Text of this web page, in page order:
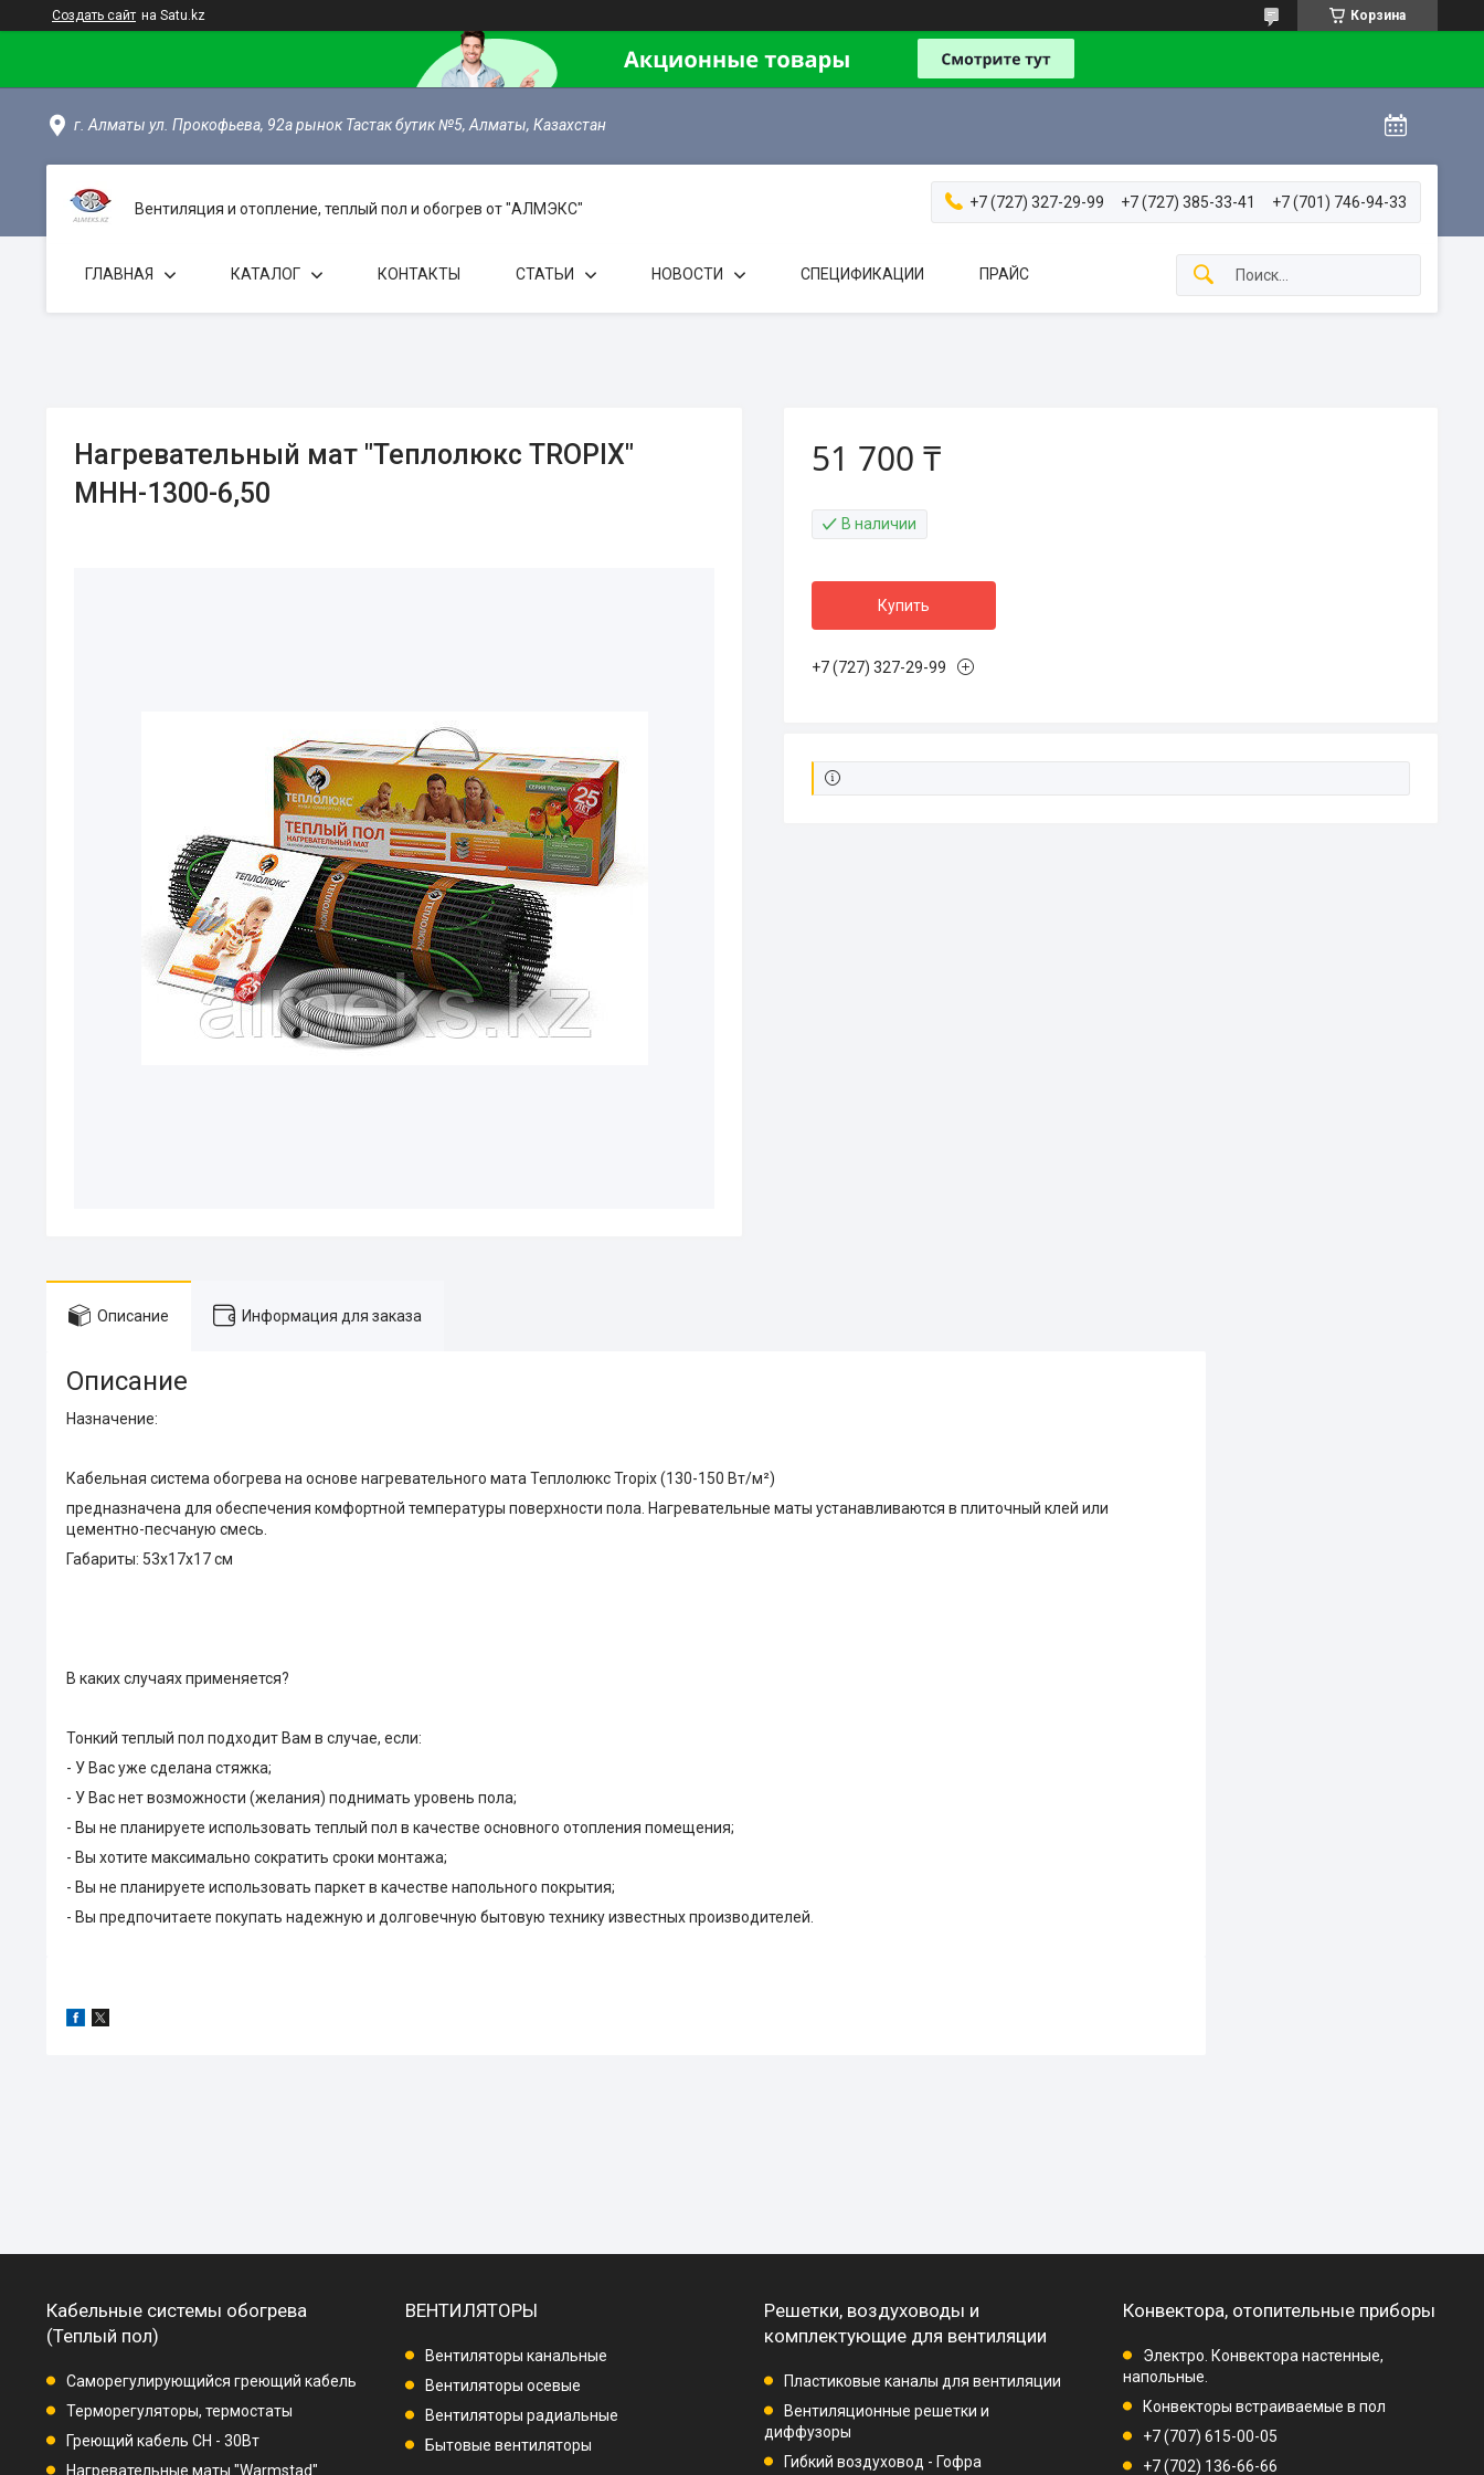
Создать сайт на Satu.kz Корзина
г. Алматы ул. Прокофьева, 92а рынок Тастак бутик №5, Алматы, Казахстан
Вентиляция и отопление, теплый пол и обогрев от "АЛМЭКС" +7 (727) 327-29-99 +7 (727) 385-33-41 +7 (701) 746-94-33
ГЛАВНАЯ КАТАЛОГ КОНТАКТЫ СТАТЬИ НОВОСТИ СПЕЦИФИКАЦИИ ПРАЙС
Нагревательный мат "Теплолюкс TROPIX"
МНН-1300-6,50
51 700 ₸
В наличии
Купить
+7 (727) 327-29-99
Описание Информация для заказа
Описание
Назначение:
Кабельная система обогрева на основе нагревательного мата Теплолюкс Tropix (130-150 Вт/м²)
предназначена для обеспечения комфортной температуры поверхности пола. Нагревательные маты устанавливаются в плиточный клей или
цементно-песчаную смесь.
Габариты: 53x17x17 см
В каких случаях применяется?
Тонкий теплый пол подходит Вам в случае, если:
- У Вас уже сделана стяжка;
- У Вас нет возможности (желания) поднимать уровень пола;
- Вы не планируете использовать теплый пол в качестве основного отопления помещения;
- Вы хотите максимально сократить сроки монтажа;
- Вы не планируете использовать паркет в качестве напольного покрытия;
- Вы предпочитаете покупать надежную и долговечную бытовую технику известных производителей.
Кабельные системы обогрева
(Теплый пол)
Саморегулирующийся греющий кабель
Терморегуляторы, термостаты
Греющий кабель СН - 30Вт
Нагревательные маты "Warmstad"
ВЕНТИЛЯТОРЫ
Вентиляторы канальные
Вентиляторы осевые
Вентиляторы радиальные
Бытовые вентиляторы
Решетки, воздуховоды и
комплектующие для вентиляции
Пластиковые каналы для вентиляции
Вентиляционные решетки и
диффузоры
Гибкий воздуховод - Гофра
Конвектора, отопительные приборы
Электро. Конвектора настенные,
напольные.
Конвекторы встраиваемые в пол
+7 (707) 615-00-05
+7 (702) 136-66-66